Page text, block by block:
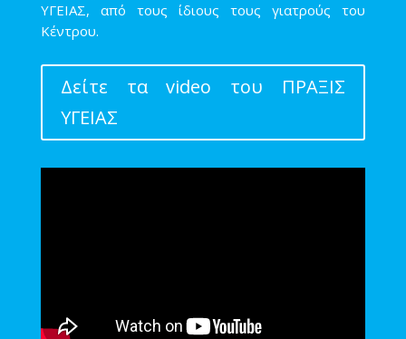
ΥΓΕΙΑΣ, από τους ίδιους τους γιατρούς του
Κέντρου.
Δείτε τα video του ΠΡΑΞΙΣ
ΥΓΕΙΑΣ